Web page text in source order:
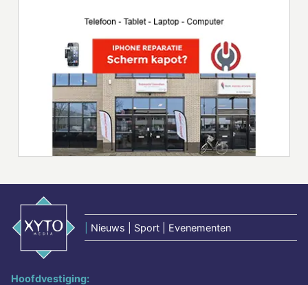
Nieuws | Sport | Evenementen
Hoofdvestiging: